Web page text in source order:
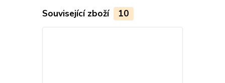
Související zboží 10